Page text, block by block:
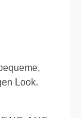
Look.